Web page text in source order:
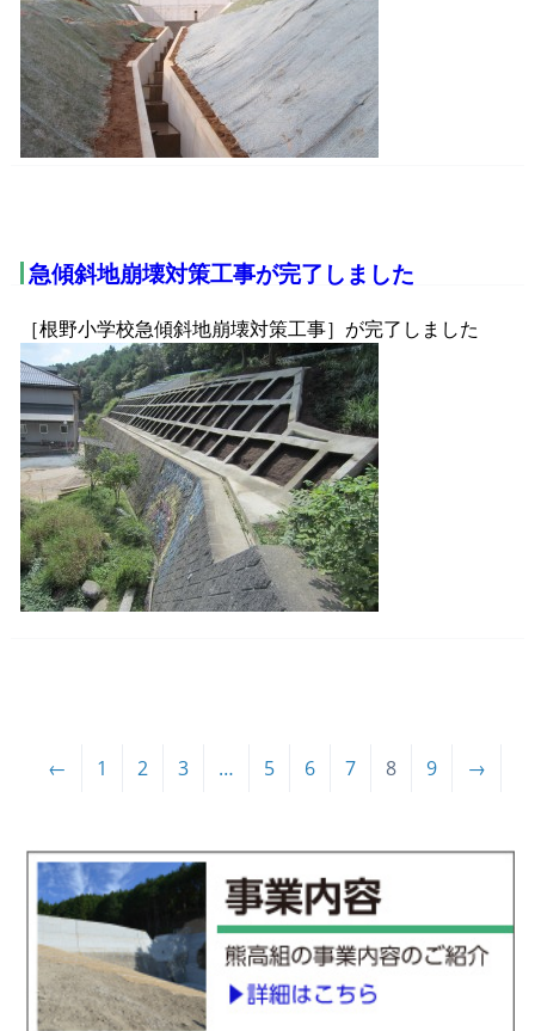
急傾斜地崩壊対策工事が完了しました
［根野小学校急傾斜地崩壊対策工事］が完了しました
← 1 2 3 … 5 6 7 8 9 →